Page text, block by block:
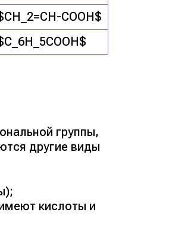
COOH$
группы,
другие виды
кислоты и